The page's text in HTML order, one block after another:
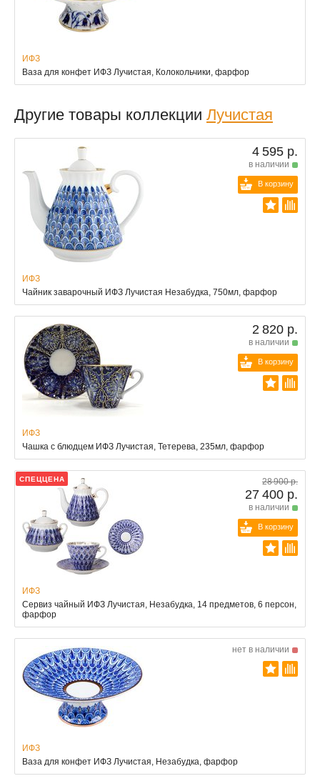
ИФЗ
Ваза для конфет ИФЗ Лучистая, Колокольчики, фарфор
Другие товары коллекции Лучистая
4 595 р.
в наличии
В корзину
ИФЗ
Чайник заварочный ИФЗ Лучистая Незабудка, 750мл, фарфор
2 820 р.
в наличии
В корзину
ИФЗ
Чашка с блюдцем ИФЗ Лучистая, Тетерева, 235мл, фарфор
СПЕЦЦЕНА 28 900 р.
27 400 р.
в наличии
В корзину
ИФЗ
Сервиз чайный ИФЗ Лучистая, Незабудка, 14 предметов, 6 персон,
фарфор
нет в наличии
ИФЗ
Ваза для конфет ИФЗ Лучистая, Незабудка, фарфор